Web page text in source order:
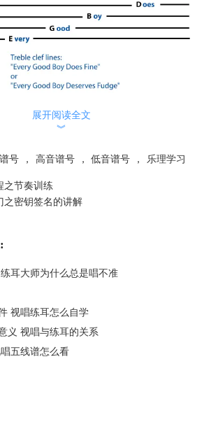
，这个高音谱号的读音应该低于书面音高的一个
音谱号时感到不舒服，因此有人在低音谱号区域
展开阅读全文
︾
谱号 ， 高音谱号 ， 低音谱号 ， 乐理学习
之节奏训练
之密钥签名的讲解
耳大师为什么总是唱不准
视唱练耳怎么自学
义 视唱与练耳的关系
五线谱怎么看